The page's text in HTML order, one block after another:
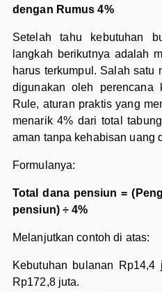
dengan Rumus 4%
Setelah tahu kebutuhan
langkah berikutnya adalah
harus terkumpul. Salah satu
digunakan oleh perencana
Rule, aturan praktis yang
menarik 4% dari total
aman tanpa kehabisan uang
Formulanya:
Total dana pensiun =
pensiun) ÷ 4%
Melanjutkan contoh di atas:
Kebutuhan bulanan
Rp172,8 juta.